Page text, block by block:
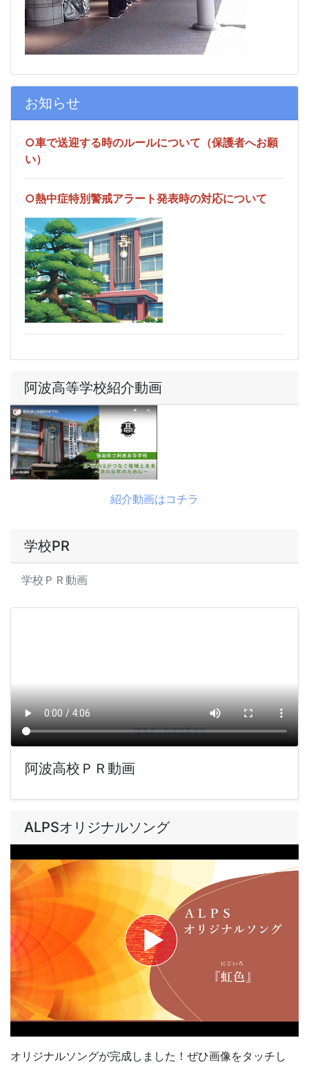
お知らせ
○車で送迎する時のルールについて（保護者へお願
い）
○熱中症特別警戒アラート発表時の対応について
阿波高等学校紹介動画
紹介動画はコチラ
学校PR
学校ＰＲ動画
阿波高校ＰＲ動画
ALPSオリジナルソング
オリジナルソングが完成しました！ぜひ画像をタッチし